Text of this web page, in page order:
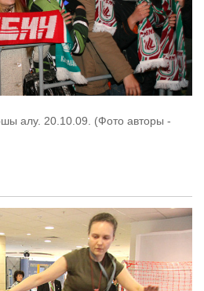
алу. 20.10.09. (Фото авторы -